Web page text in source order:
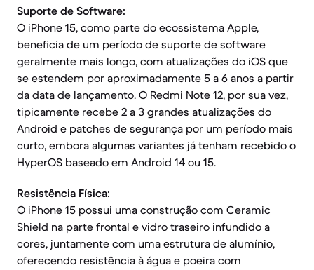
Suporte de Software:
O iPhone 15, como parte do ecossistema Apple,
beneficia de um período de suporte de software
geralmente mais longo, com atualizações do iOS que
se estendem por aproximadamente 5 a 6 anos a partir
da data de lançamento. O Redmi Note 12, por sua vez,
tipicamente recebe 2 a 3 grandes atualizações do
Android e patches de segurança por um período mais
curto, embora algumas variantes já tenham recebido o
HyperOS baseado em Android 14 ou 15.
Resistência Física:
O iPhone 15 possui uma construção com Ceramic
Shield na parte frontal e vidro traseiro infundido a
cores, juntamente com uma estrutura de alumínio,
oferecendo resistência à água e poeira com